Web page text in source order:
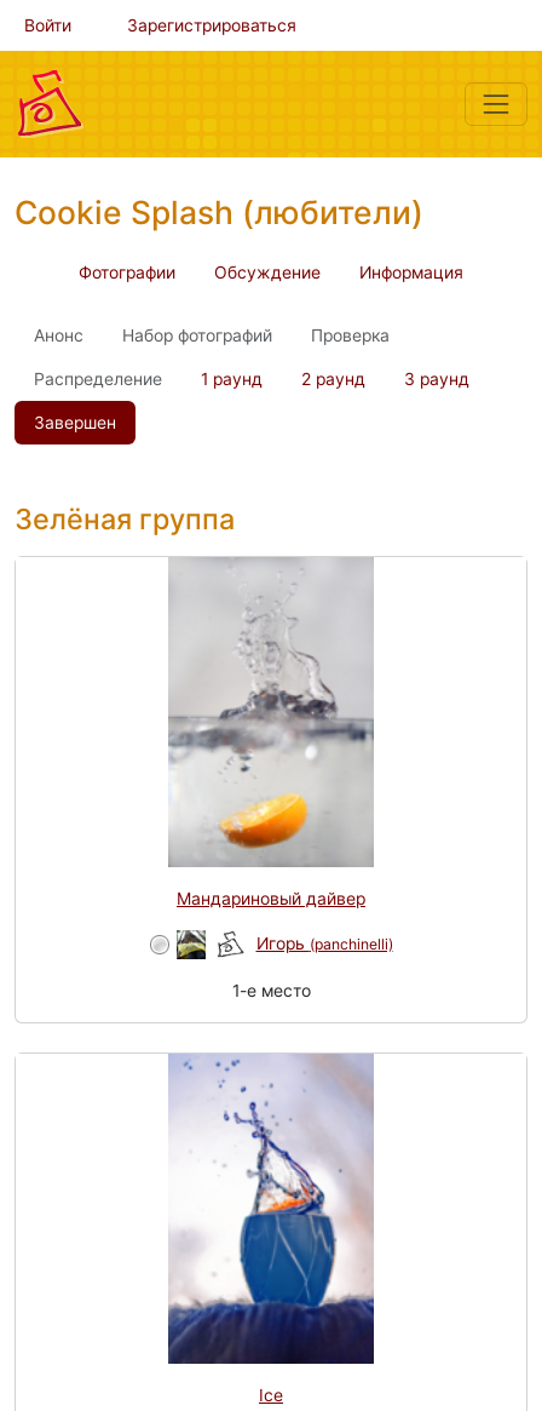
Войти Зарегистрироваться
Cookie Splash (любители)
Фотографии Обсуждение Информация
Анонс Набор фотографий Проверка
Распределение 1 раунд 2 раунд 3 раунд
Завершен
Зелёная группа
Мандариновый дайвер
Игорь (panchinelli)
1-e место
Ice